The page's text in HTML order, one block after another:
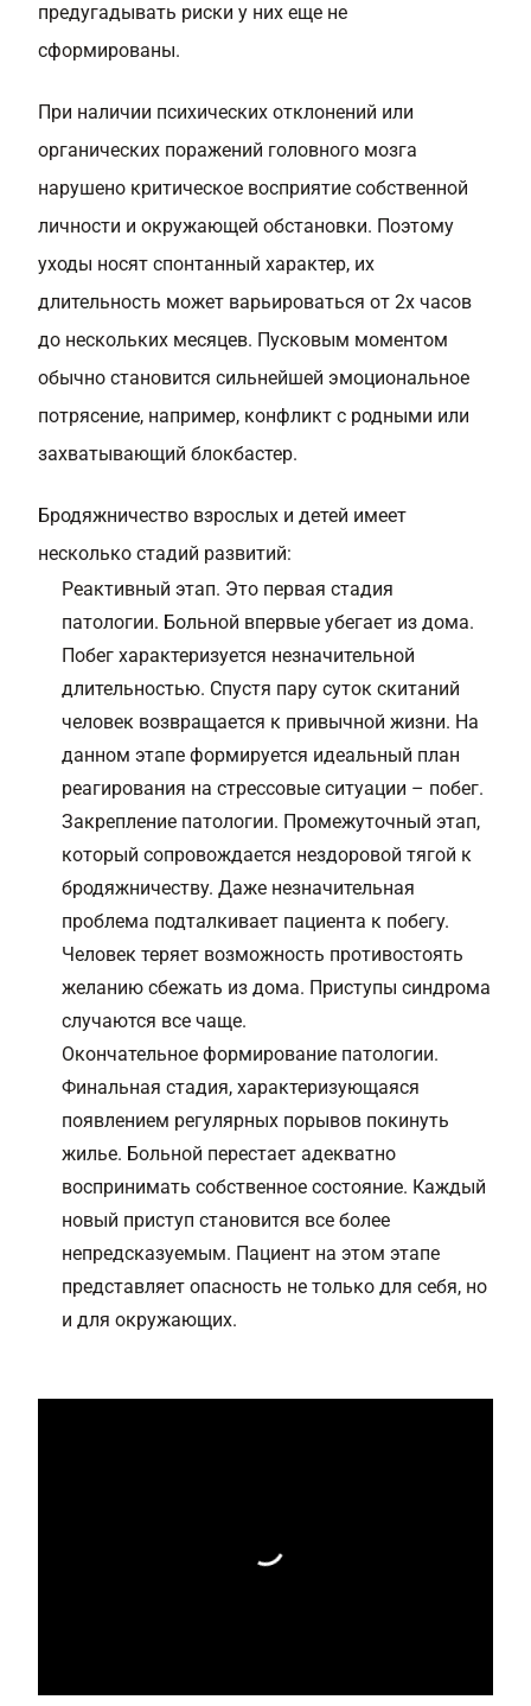
предугадывать риски у них еще не
сформированы.
При наличии психических отклонений или
органических поражений головного мозга
нарушено критическое восприятие собственной
личности и окружающей обстановки. Поэтому
уходы носят спонтанный характер, их
длительность может варьироваться от 2х часов
до нескольких месяцев. Пусковым моментом
обычно становится сильнейшей эмоциональное
потрясение, например, конфликт с родными или
захватывающий блокбастер.
Бродяжничество взрослых и детей имеет
несколько стадий развитий:
Реактивный этап. Это первая стадия
патологии. Больной впервые убегает из дома.
Побег характеризуется незначительной
длительностью. Спустя пару суток скитаний
человек возвращается к привычной жизни. На
данном этапе формируется идеальный план
реагирования на стрессовые ситуации – побег.
Закрепление патологии. Промежуточный этап,
который сопровождается нездоровой тягой к
бродяжничеству. Даже незначительная
проблема подталкивает пациента к побегу.
Человек теряет возможность противостоять
желанию сбежать из дома. Приступы синдрома
случаются все чаще.
Окончательное формирование патологии.
Финальная стадия, характеризующаяся
появлением регулярных порывов покинуть
жилье. Больной перестает адекватно
воспринимать собственное состояние. Каждый
новый приступ становится все более
непредсказуемым. Пациент на этом этапе
представляет опасность не только для себя, но
и для окружающих.